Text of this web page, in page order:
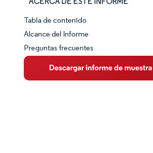
Panorama del Mercado
Visión General del Mercado
Tendencias Principales del Mercado
Tabla de contenido
Alcance del Informe
Preguntas frecuentes